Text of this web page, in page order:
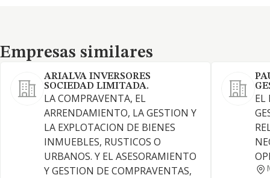
Empresas similares
Empresas similares
ARIALVA INVERSORES
SOCIEDAD LIMITADA.
LA COMPRAVENTA, EL
ARRENDAMIENTO, LA GESTION Y
LA EXPLOTACION DE BIENES
INMUEBLES, RUSTICOS O
URBANOS. Y EL ASESORAMIENTO
Y GESTION DE COMPRAVENTAS,
EL